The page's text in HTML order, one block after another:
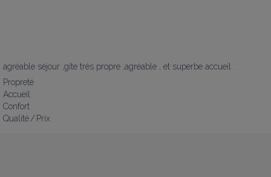
agréable séjour ,gite très propre ,agréable , et superbe accueil .
Propreté
Accueil
Confort
Qualité / Prix